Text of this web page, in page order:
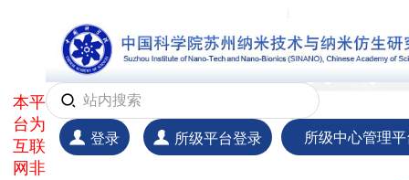
登录 所级平台登录 所级中心管理
本平
台为
互联
网非